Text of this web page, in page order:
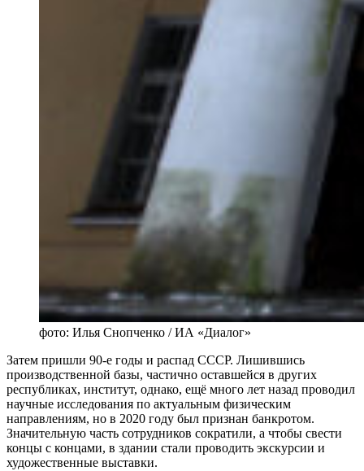
фото: Илья Снопченко / ИА «Диалог»
Затем пришли 90-е годы и распад СССР. Лишившись
производственной базы, частично оставшейся в других
республиках, институт, однако, ещё много лет назад проводил
научные исследования по актуальным физическим
направлениям, но в 2020 году был признан банкротом.
Значительную часть сотрудников сократили, а чтобы свести
концы с концами, в здании стали проводить экскурсии и
художественные выставки.